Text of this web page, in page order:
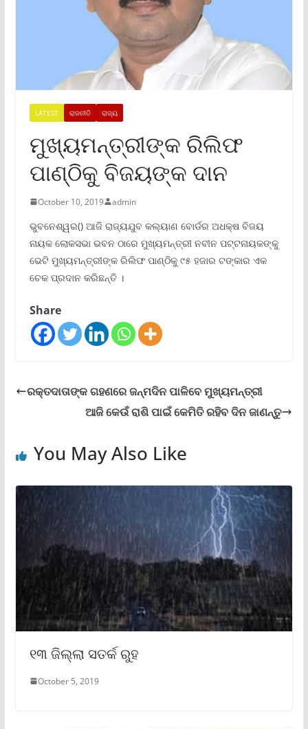
LATEST ରାଜନୀତି ରାଜ୍ୟ
ମୁଖ୍ୟମନ୍ତ୍ରୀଙ୍କ ରିଲିଫ
ପାଣ୍ଠିକୁ ବିଜୟଙ୍କ ଦାନ
October 10, 2019 admin
ଭୁବନେଶ୍ୱର() ଆଜି ରାଜ୍ୟଯୁବ କଲ୍ୟାଣ ବୋର୍ଡର ଅଧକ୍ଷ ବିଜୟ
ନାୟକ ଲୋକସଭା ଭବନ ଠାରେ ମୁଖ୍ୟମନ୍ତ୍ରୀ ନବୀନ ପଟ୍ଟନାୟକଙ୍କୁ
ଭେଟି ମୁଖ୍ୟମନ୍ତ୍ରୀଙ୍କ ରିଲିଫ ପାଣ୍ଠିକୁ ୯୫ ହଜାର ଟଙ୍କାର ଏକ
ଚେକ ପ୍ରଦାନ କରିଛନ୍ତି ।
Share
ରକ୍ତଦାତାଙ୍କ ଗହଣରେ ଜନ୍ମଦିନ ପାଳିବେ ମୁଖ୍ୟମନ୍ତ୍ରୀ
ଆଜି କେଉଁ ରାଶି ପାଇଁ କେମିତି ରହିବ ଦିନ ଜାଣନ୍ତୁ
You May Also Like
୧୩ ଜିଲ୍ଲା ସତର୍କ ରୁହ
October 5, 2019